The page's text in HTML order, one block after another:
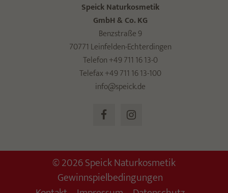
Speick Naturkosmetik
GmbH & Co. KG
Benzstraße 9
70771 Leinfelden-Echterdingen
Telefon +49 711 16 13-0
Telefax +49 711 16 13-100
info@speick.de
© 2026 Speick Naturkosmetik
Gewinnspielbedingungen